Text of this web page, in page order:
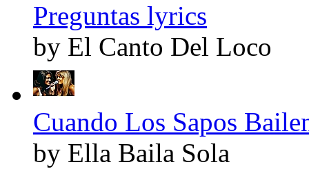
Preguntas lyrics
by El Canto Del Loco
Cuando Los Sapos
by Ella Baila Sola